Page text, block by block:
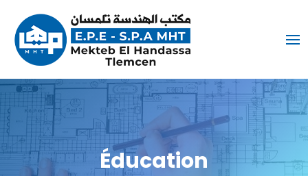
Éducation